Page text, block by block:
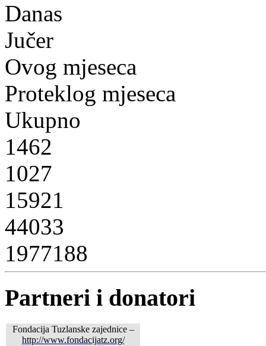
Danas
Jučer
Ovog mjeseca
Proteklog mjeseca
Ukupno
1462
1027
15921
44033
1977188
Partneri i donatori
Fondacija Tuzlanske zajednice –
http://www.fondacijatz.org/